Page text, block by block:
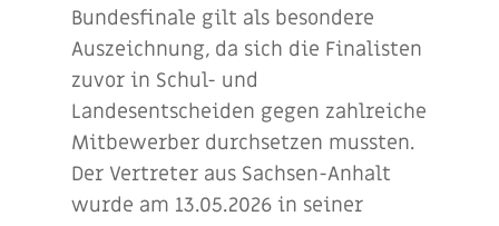
Bundesfinale gilt als besondere
Auszeichnung, da sich die Finalisten
zuvor in Schul- und
Landesentscheiden gegen zahlreiche
Mitbewerber durchsetzen mussten.
Der Vertreter aus Sachsen-Anhalt
wurde am 13.05.2026 in seiner